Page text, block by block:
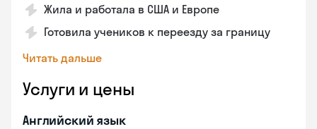
Жила и работала в США и Европе
Готовила учеников к переезду за границу
Читать дальше
Услуги и цены
Английский язык